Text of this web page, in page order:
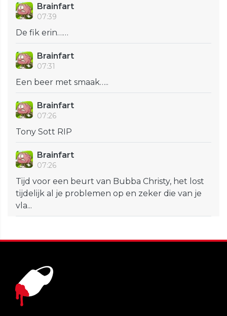
Brainfart
07:39
De fik erin……
Brainfart
07:31
Een beer met smaak…..
Brainfart
07:26
Tony Sott RIP
Brainfart
07:26
Tijd voor een beurt van Bubba Christy, het lost
tijdelijk al je problemen op en zeker die van je
vla...